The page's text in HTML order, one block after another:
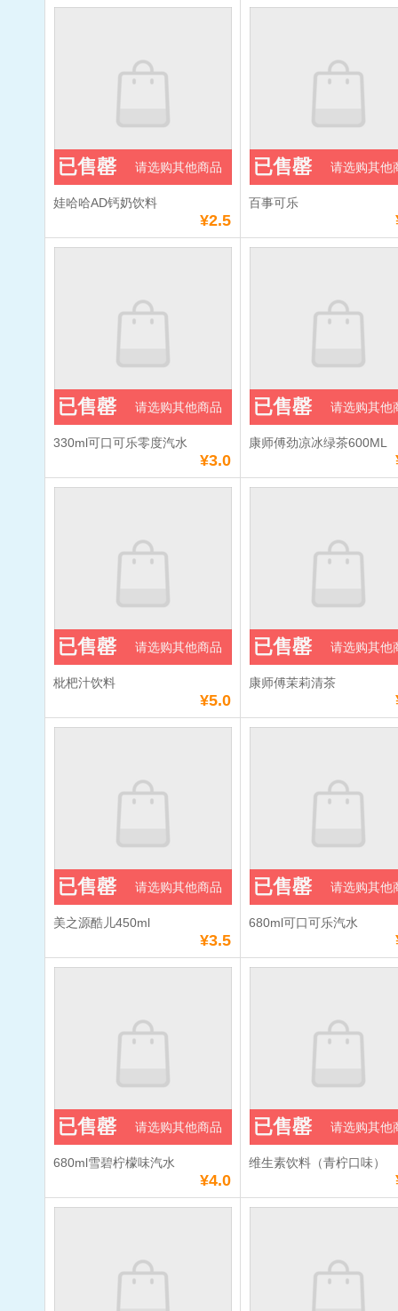
娃哈哈AD钙奶饮料
¥2.5
已售罄 请选购其他商品
百事可乐
已售罄 请选购其他
330ml可口可乐零度汽水
¥3.0
已售罄 请选购其他商品
康师傅劲凉冰绿茶600ML
已售罄 请选购其他
枇杷汁饮料
¥5.0
已售罄 请选购其他商品
康师傅茉莉清茶
已售罄 请选购其他
美之源酷儿450ml
¥3.5
已售罄 请选购其他商品
680ml可口可乐汽水
已售罄 请选购其他
680ml雪碧柠檬味汽水
¥4.0
已售罄 请选购其他商品
维生素饮料（青柠口味）
已售罄 请选购其他